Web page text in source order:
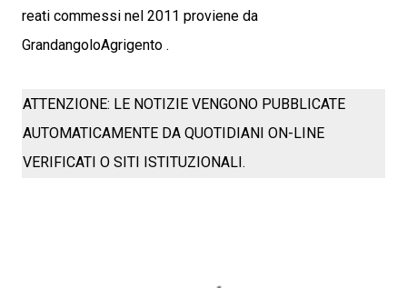
reati commessi nel 2011 proviene da
GrandangoloAgrigento .
ATTENZIONE: LE NOTIZIE VENGONO PUBBLICATE
AUTOMATICAMENTE DA QUOTIDIANI ON-LINE
VERIFICATI O SITI ISTITUZIONALI.